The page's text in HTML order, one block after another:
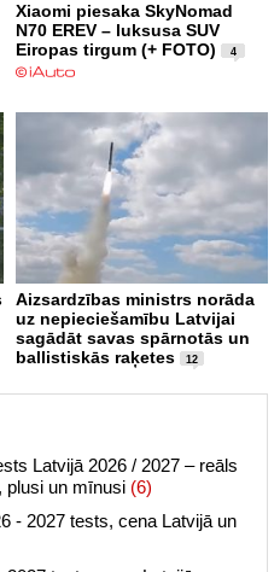
Xiaomi piesaka SkyNomad
N70 EREV – luksusa SUV
Eiropas tirgum (+ FOTO)
4
Aizsardzības ministrs norāda
uz nepieciešamību Latvijai
sagādāt savas spārnotās un
ballistiskās raķetes
12
Latvijā 2026 / 2027 – reāls
plusi un mīnusi (6)
- 2027 tests, cena Latvijā un